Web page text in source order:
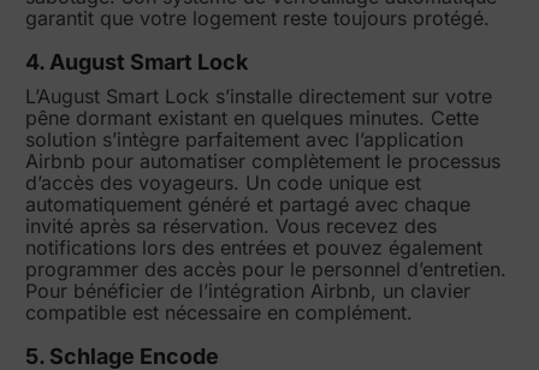
garantit que votre logement reste toujours protégé.
4. August Smart Lock
L’August Smart Lock s’installe directement sur votre
pêne dormant existant en quelques minutes. Cette
solution s’intègre parfaitement avec l’application
Airbnb pour automatiser complètement le processus
d’accès des voyageurs. Un code unique est
automatiquement généré et partagé avec chaque
invité après sa réservation. Vous recevez des
notifications lors des entrées et pouvez également
programmer des accès pour le personnel d’entretien.
Pour bénéficier de l’intégration Airbnb, un clavier
compatible est nécessaire en complément.
5. Schlage Encode